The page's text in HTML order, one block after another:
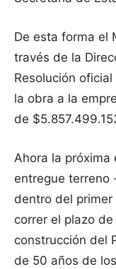
De esta forma el
través de la
Resolución
la obra a la
de
Ahora la próxima
entregue terreno
dentro del
correr el plazo
construcción del
de 50 años de